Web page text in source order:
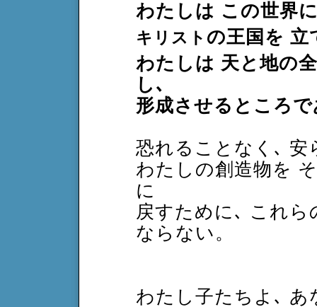
わたしは この世界
キリスト の王国を 立
わたしは 天と地の
し､
形成させるところ
恐れることなく､ 安
わたしの創造物を
に
戻すために､ これ
ならない。
わたし子たちよ､